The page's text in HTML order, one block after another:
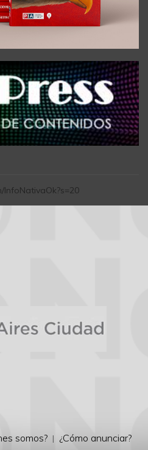
somos? ¿Cómo anunciar?